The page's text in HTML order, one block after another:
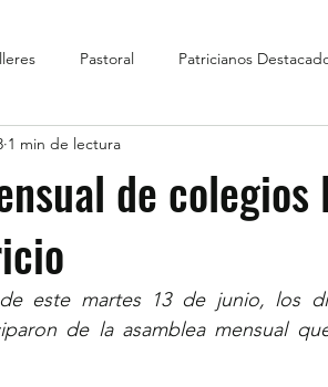
Pastoral Patricianos
de colegios
1 min de lectura
este martes 13 de junio, los
de la asamblea mensual